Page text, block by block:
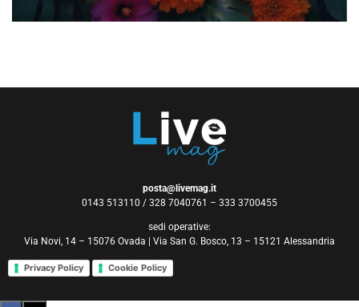
posta@livemag.it
0143 513110 / 328 7040761 – 333 3700455
sedi operative:
Via Novi, 14 – 15076 Ovada | Via San G. Bosco, 13 – 15121 Alessandria
Privacy Policy Cookie Policy